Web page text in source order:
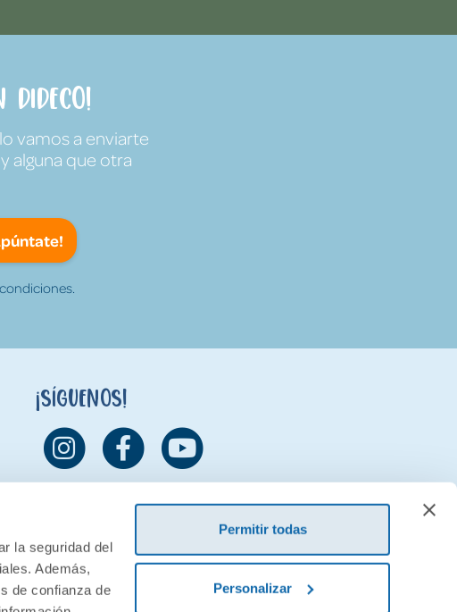
la seguridad del
Además,
de confianza de
Permitir todas
Personalizar
vamos a enviarte
alguna que otra
¡Síguenos!